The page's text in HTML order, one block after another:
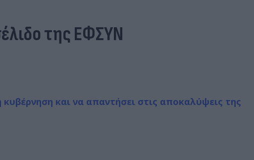
της ΕΦΣΥΝ
και να απαντήσει στις αποκαλύψεις της